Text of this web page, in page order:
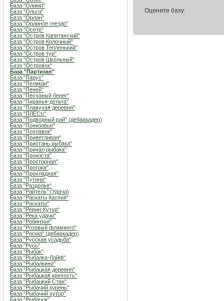
База "Олимп"
База "Ольга"
База "Орлан"
База "Орлиное гнездо"
База "Осетр"
База "Остров Капитанский"
База "Остров Колочный"
База "Остров Тепленький"
База "Остров тур"
База "Остров Школьный"
База "Островок"
База "Партизан"
База "Парус"
База "Пеликан"
База "Пеней"
База "Песчаный берег"
База "Пиранья-дельта"
База "Плавучая деревня"
База "ПЛЕСъ"
База "Подводный рай" (дебаркадер)
База "Понизовье"
База "Поплавок"
База "Приветливая"
База "Пристань рыбака"
База "Причал рыбака"
База "Прокоста"
База "Просторная"
База "Протока"
База "Прохладная"
База "Путина"
База "Раздолье"
База "Райтель" (Удача)
База "Раскаты Каспия"
База "Раскаты"
База "Ревин Хутор"
База "Река удачи"
База "Робинзон"
База "Розовый фламинго"
База "Росма" (дебаркадер)
База "Русская усадьба"
База "Русь"
База "Рыбак"
База "Рыбалка-Лайф"
База "Рыбалкино"
База "Рыбацкая деревня"
База "Рыбацкая крепость"
База "Рыбацкий Стан"
База "Рыбачий курень"
База "Рыбачий хутор"
База "Рыбачок"
Оцените базу: